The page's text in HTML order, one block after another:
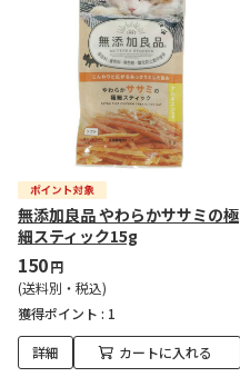
無添加良品 やわらかササミの極
細スティック15g
150円
(送料別・税込)
獲得ポイント : 1
詳細 カートに入れる